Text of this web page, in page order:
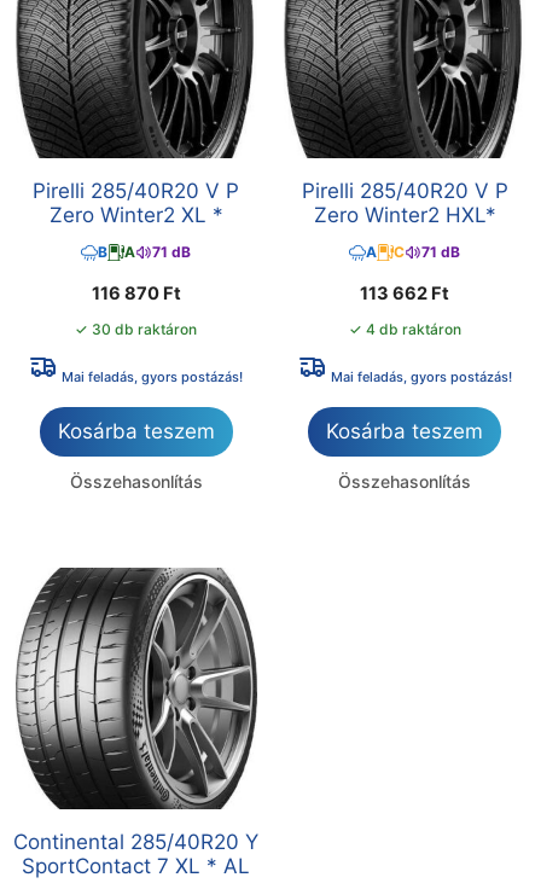
Pirelli 285/40R20 V P
Zero Winter2 XL *
B A 71 dB
116 870 Ft
✓ 30 db raktáron
Mai feladás, gyors postázás!
Kosárba teszem
Összehasonlítás
Pirelli 285/40R20 V P
Zero Winter2 HXL*
A C 71 dB
113 662 Ft
✓ 4 db raktáron
Mai feladás, gyors postázás!
Kosárba teszem
Összehasonlítás
Continental 285/40R20 Y
SportContact 7 XL * AL